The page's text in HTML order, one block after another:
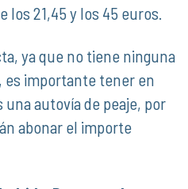
21,45 y los 45 euros.
ya que no tiene ninguna
es importante tener en
autovía de peaje, por
abonar el importe